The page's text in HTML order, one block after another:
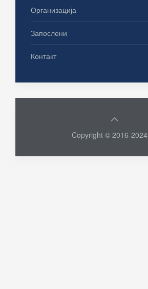
Организација
Запослени
Контакт
Copyright © 2016-2024